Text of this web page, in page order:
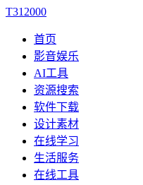
T312000
首页
影音娱乐
AI工具
资源搜索
软件下载
设计素材
在线学习
生活服务
在线工具